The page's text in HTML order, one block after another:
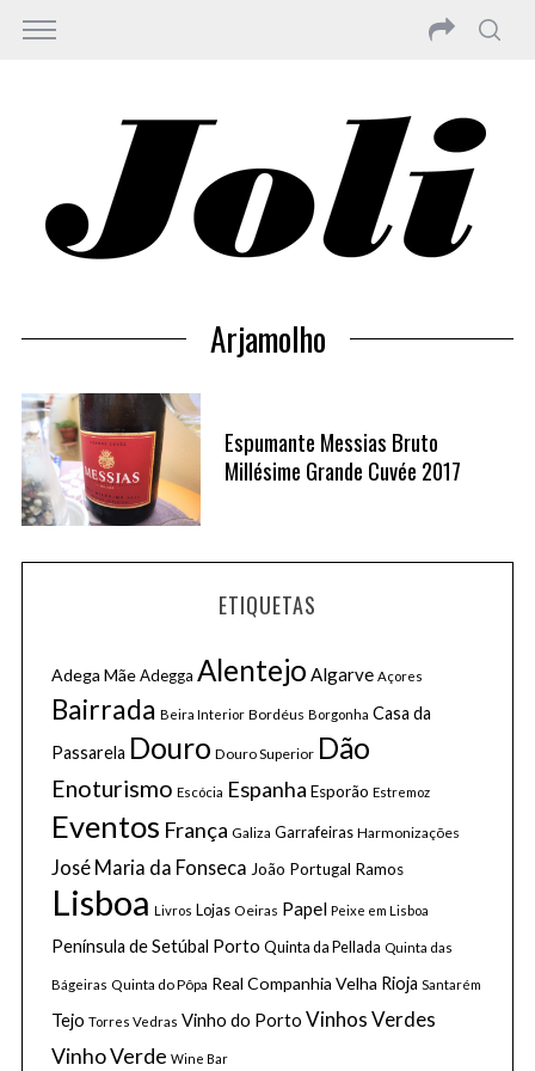
Arjamolho
Espumante Messias Bruto
Millésime Grande Cuvée 2017
ETIQUETAS
Adega MãeAdegga Alentejo Algarve Açores
Bairrada Beira Interior Bordéus Borgonha Casa da
Passarela Douro Douro Superior Dão
Enoturismo Escócia Espanha Esporão Estremoz
Eventos França Galiza Garrafeiras Harmonizações
José Maria da Fonseca João Portugal Ramos
Lisboa Livros Lojas Oeiras Papel Peixe em Lisboa
Península de Setúbal Porto Quinta da Pellada Quinta das
Bágeiras Quinta do Pôpa Real Companhia Velha Rioja Santarém
Tejo Torres Vedras Vinho do Porto Vinhos Verdes
Vinho Verde Wine Bar
a
r
h
f
r
: